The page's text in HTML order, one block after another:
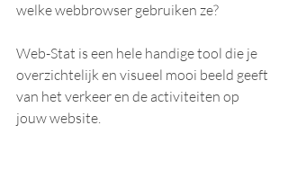
welke webbrowser gebruiken ze?
Web-Stat is een hele handige tool die je
overzichtelijk en visueel mooi beeld geeft
van het verkeer en de activiteiten op
jouw website.